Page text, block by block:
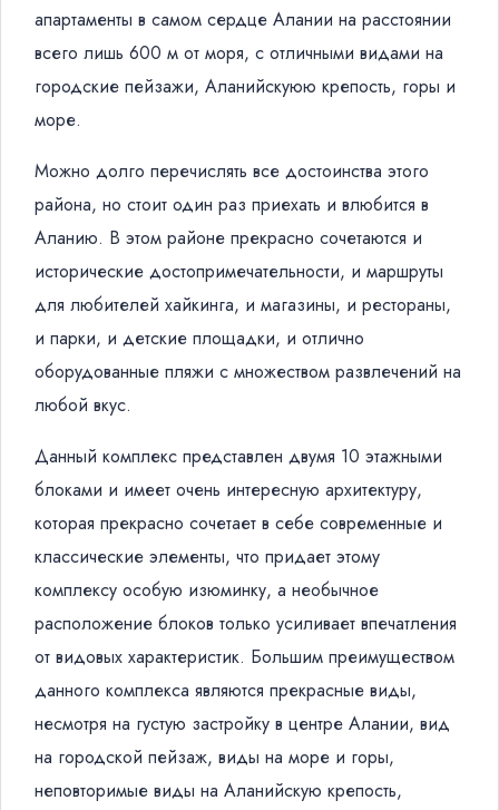
апартаменты в самом сердце Алании на расстоянии
всего лишь 600 м от моря, с отличными видами на
городские пейзажи, Аланийскуюю крепость, горы и
море.
Можно долго перечислять все достоинства этого
района, но стоит один раз приехать и влюбится в
Аланию. В этом районе прекрасно сочетаются и
исторические достопримечательности, и маршруты
для любителей хайкинга, и магазины, и рестораны,
и парки, и детские площадки, и отлично
оборудованные пляжи с множеством развлечений на
любой вкус.
Данный комплекс представлен двумя 10 этажными
блоками и имеет очень интересную архитектуру,
которая прекрасно сочетает в себе современные и
классические элементы, что придает этому
комплексу особую изюминку, а необычное
расположение блоков только усиливает впечатления
от видовых характеристик. Большим преимуществом
данного комплекса являются прекрасные виды,
несмотря на густую застройку в центре Алании, вид
на городской пейзаж, виды на море и горы,
неповторимые виды на Аланийскую крепость,